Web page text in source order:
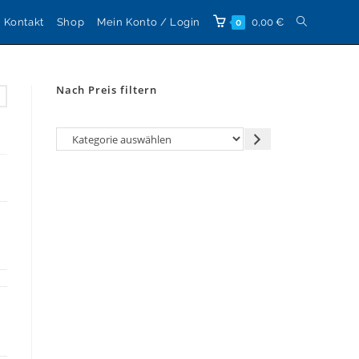
Kontakt Shop Mein Konto / Login 0 0,00 € Website-
Nach Preis filtern
Kategorie